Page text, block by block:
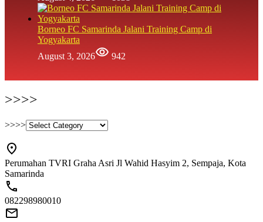
Borneo FC Samarinda Jalani Training Camp di
Yogyakarta
August 3, 2026
942
>>>>
>>>>
Perumahan TVRI Graha Asri Jl Wahid Hasyim 2, Sempaja, Kota
Samarinda
082298980010